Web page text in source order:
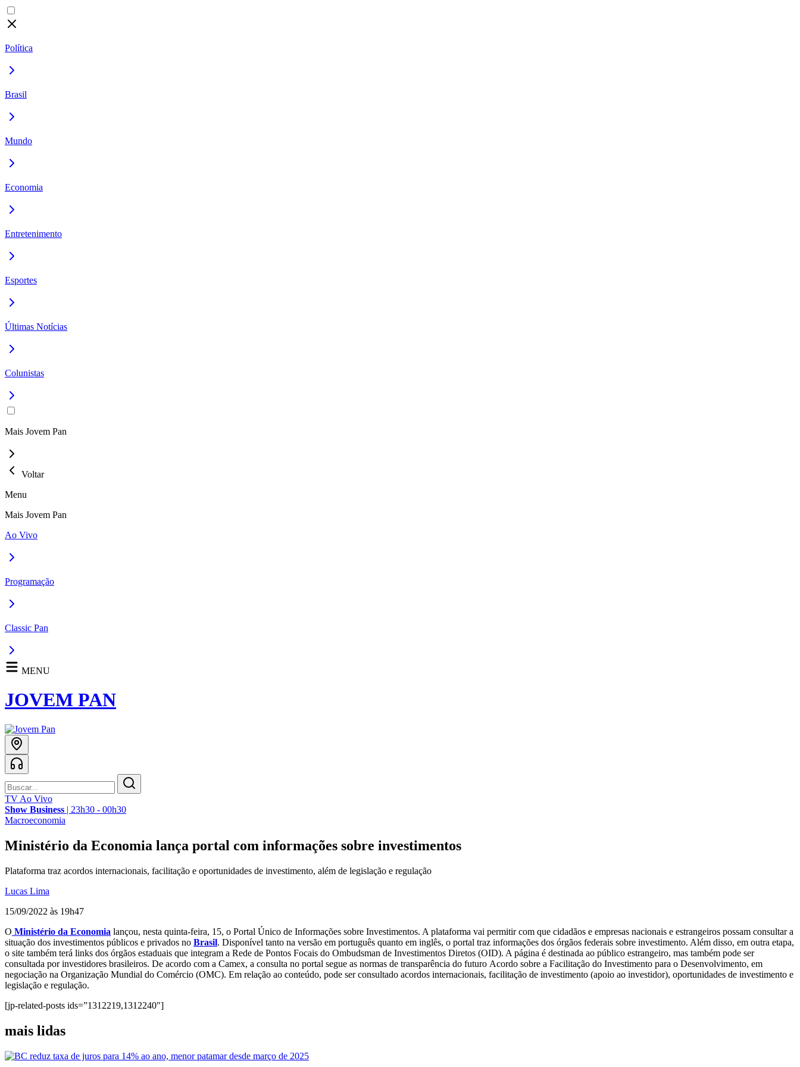
Política
Brasil
Mundo
Economia
Entretenimento
Esportes
Últimas Notícias
Colunistas
Mais Jovem Pan
Voltar
Menu
Mais Jovem Pan
Ao Vivo
Programação
Classic Pan
MENU
JOVEM PAN
TV Ao Vivo
Show Business | 23h30 - 00h30
Macroeconomia
Ministério da Economia lança portal com informações sobre investimentos
Plataforma traz acordos internacionais, facilitação e oportunidades de investimento, além de legislação e regulação
Lucas Lima
15/09/2022 às 19h47
O Ministério da Economia lançou, nesta quinta-feira, 15, o Portal Único de Informações sobre Investimentos. A plataforma vai permitir com que cidadãos e empresas nacionais e estrangeiros possam consultar a
situação dos investimentos públicos e privados no Brasil. Disponível tanto na versão em português quanto em inglês, o portal traz informações dos órgãos federais sobre investimento. Além disso, em outra etapa,
o site também terá links dos órgãos estaduais que integram a Rede de Pontos Focais do Ombudsman de Investimentos Diretos (OID). A página é destinada ao público estrangeiro, mas também pode ser
consultada por investidores brasileiros. De acordo com a Camex, a consulta no portal segue as normas de transparência do futuro Acordo sobre a Facilitação do Investimento para o Desenvolvimento, em
negociação na Organização Mundial do Comércio (OMC). Em relação ao conteúdo, pode ser consultado acordos internacionais, facilitação de investimento (apoio ao investidor), oportunidades de investimento e
legislação e regulação.
[jp-related-posts ids=”1312219,1312240″]
mais lidas